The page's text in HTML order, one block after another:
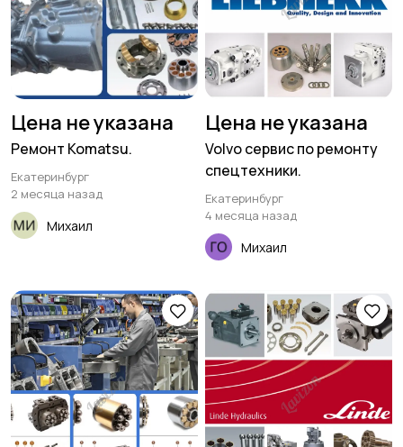
Цена не указана
Ремонт Komatsu.
Екатеринбург
2 месяца назад
Михаил
Цена не указана
Volvo сервис по ремонту
спецтехники.
Екатеринбург
4 месяца назад
Михаил